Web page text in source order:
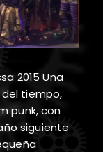
2015 Una
tiempo,
punk, con
siguiente